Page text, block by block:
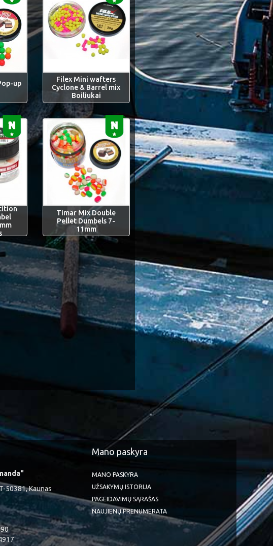
up
Filex Mini wafters
Cyclone & Barrel mix
Boiliukai
Timar Mix Double
Pellet Dumbels 7-
11mm
50381, Kaunas
Mano paskyra
MANO PASKYRA
UŽSAKYMŲ ISTORIJA
PAGEIDAVIMŲ SĄRAŠAS
NAUJIENŲ PRENUMERATA